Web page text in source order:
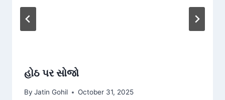
હોઠ પર સોજો
By Jatin Gohil October 31, 2025